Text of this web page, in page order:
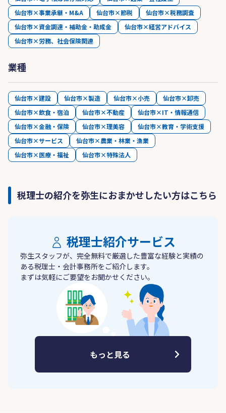
仙台市×事業承継・M&A
仙台市×節税
仙台市×税務調査
仙台市×資金調達・補助金・助成金
仙台市×経営アドバイス
仙台市×労務、社会保険関連
業種
仙台市×建設 仙台市×製造 仙台市×小売
仙台市×卸売
仙台市×飲食・宿泊
仙台市×不動産
仙台市×IT・情報通信
仙台市×金融・保険
仙台市×理美容
仙台市×教育・学術支援
仙台市×サービス
仙台市×農業・林業・漁業
仙台市×医療・福祉
仙台市×特殊法人
税理士の紹介を弥生におまかせしたい方はこちら
税理士紹介サービス
弥生スタッフが、完全無料で厳選した豊富な経験と実績の
ある税理士・会計事務所をご紹介します。
まずは気軽にご要望をお聞かせください。
もっと見る